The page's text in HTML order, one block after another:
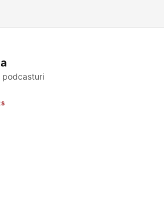
podcasturi